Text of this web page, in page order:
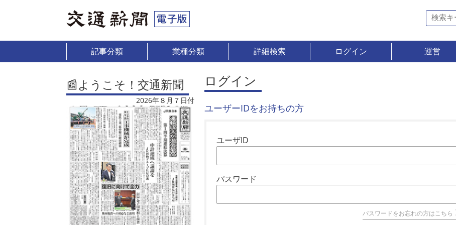
記事分類 業種分類 詳細検索 ログイン 運営
📰ようこそ！交通新聞
2026年８月７日付
ログイン
ユーザーIDをお持ちの方
ユーザID
パスワード
パスワードをお忘れの方はこちら